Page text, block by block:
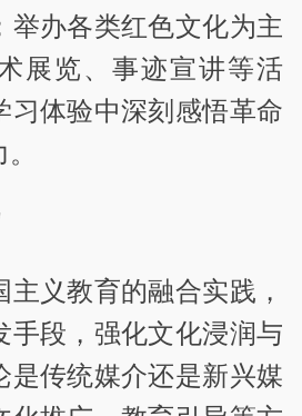
举办各类红色文化为主
展览、事迹宣讲等活
习体验中深刻感悟革命
义教育的融合实践，
手段，强化文化浸润与
是传统媒介还是新兴媒